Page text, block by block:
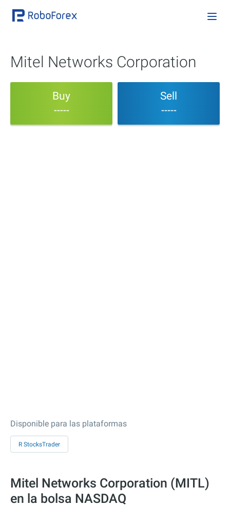
Mitel Networks Corporation
Buy
-----
Sell
-----
Disponible para las plataformas
R StocksTrader
Mitel Networks Corporation (MITL)
en la bolsa NASDAQ